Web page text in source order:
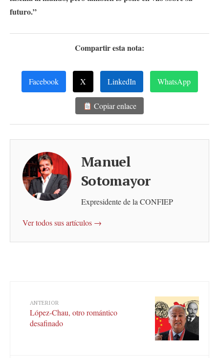
futuro.”
Compartir esta nota:
Facebook X LinkedIn WhatsApp
Copiar enlace
Manuel
Sotomayor
Expresidente de la CONFIEP
Ver todos sus artículos →
ANTERIOR
López-Chau, otro romántico
desafinado